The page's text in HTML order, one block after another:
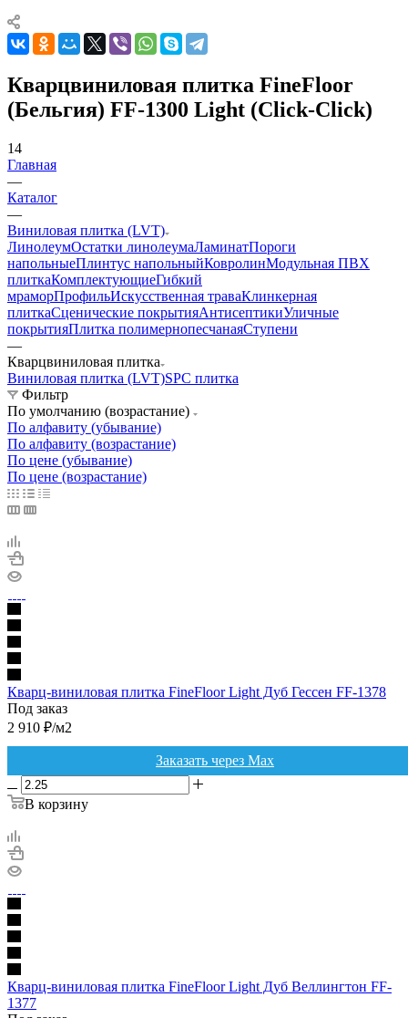
Кварцвиниловая плитка FineFloor
(Бельгия) FF-1300 Light (Click-Click)
14
Главная
—
Каталог
—
Виниловая плитка (LVT)
ЛинолеумОстатки линолеумаЛаминатПороги
напольныеПлинтус напольныйКовролинМодульная ПВХ
плиткаКомплектующиеГибкий
мраморПрофильИскусственная траваКлинкерная
плиткаСценические покрытияАнтисептикиУличные
покрытияПлитка полимернопесчанаяСтупени
—
Кварцвиниловая плитка
Виниловая плитка (LVT)SPC плитка
Фильтр
По умолчанию (возрастание)
По алфавиту (убывание)
По алфавиту (возрастание)
По цене (убывание)
По цене (возрастание)
Кварц-виниловая плитка FineFloor Light Дуб Гессен FF-1378
Под заказ
2 910 ₽/м2
Заказать через Max
В корзину
Кварц-виниловая плитка FineFloor Light Дуб Веллингтон FF-
1377